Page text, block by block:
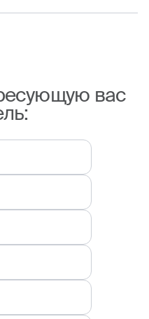
вас